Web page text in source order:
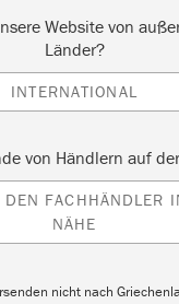
Website von
Länder?
INTERNATIONAL
von Händlern auf
FACHHÄNDLER
NÄHE
nicht nach